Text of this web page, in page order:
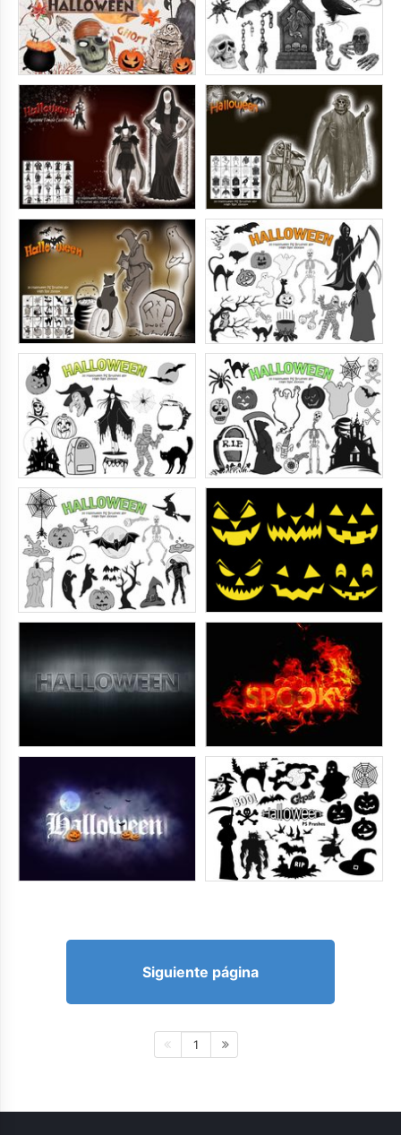
Siguiente página
1